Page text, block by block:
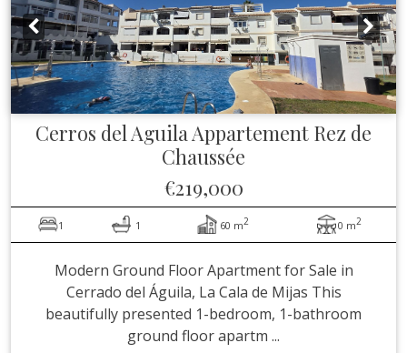
Cerros del Aguila Appartement Rez de
Chaussée
€219,000
1 1 60 m2 0 m2
Modern Ground Floor Apartment for Sale in
Cerrado del Águila, La Cala de Mijas This
beautifully presented 1-bedroom, 1-bathroom
ground floor apartm ...